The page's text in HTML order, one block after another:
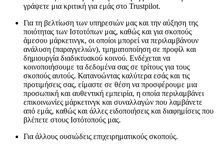
γράψετε μια κριτική για εμάς στο Trustpilot.
Για τη βελτίωση των υπηρεσιών μας και την αύξηση της
ποιότητας των Ιστοτόπων μας, καθώς και για σκοπούς
άμεσου μάρκετινγκ, οι οποίοι μπορεί να περιλαμβάνουν
ανάλυση (παραγγελιών), τμηματοποίηση σε προφίλ και
δημιουργία διαδικτυακού κοινού. Ενδέχεται να
κοινοποιήσουμε τα δεδομένα σας σε τρίτους για τους
σκοπούς αυτούς. Κατανοώντας καλύτερα εσάς και τις
προτιμήσεις σας, είμαστε σε θέση να προσφέρουμε μια
προσωπική και αυθεντική εμπειρία, η οποία περιλαμβάνει
επικοινωνίες μάρκετινγκ και συναλλαγών που λαμβάνετε
από εμάς, καθώς και άλλες ειδοποιήσεις και διαφημίσεις που
βλέπετε στους Ιστότοπούς μας.
Για άλλους ουσιώδεις επιχειρηματικούς σκοπούς.